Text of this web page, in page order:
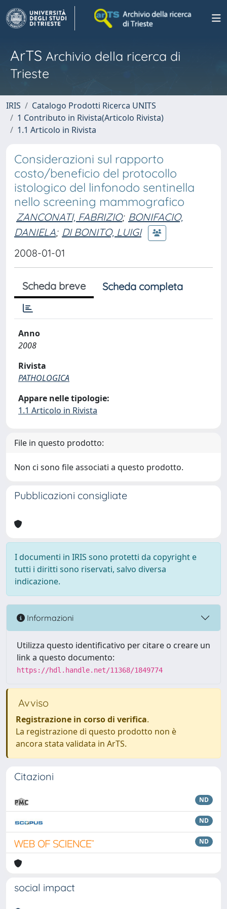
ArTS Archivio della ricerca di
Trieste
IRIS
Catalogo Prodotti Ricerca UNITS
1 Contributo in Rivista(Articolo Rivista)
1.1 Articolo in Rivista
Considerazioni sul rapporto
costo/beneficio del protocollo
istologico del linfonodo sentinella
nello screening mammografico
ZANCONATI, FABRIZIO; BONIFACIO,
DANIELA; DI BONITO, LUIGI
2008-01-01
Scheda breve Scheda completa
Anno
2008
Rivista
PATHOLOGICA
Appare nelle tipologie:
1.1 Articolo in Rivista
File in questo prodotto:
Non ci sono file associati a questo prodotto.
Pubblicazioni consigliate
I documenti in IRIS sono protetti da copyright e
tutti i diritti sono riservati, salvo diversa
indicazione.
Informazioni
Utilizza questo identificativo per citare o creare un
link a questo documento:
https://hdl.handle.net/11368/1849774
Avviso
Registrazione in corso di verifica.
La registrazione di questo prodotto non è
ancora stata validata in ArTS.
Citazioni
ND
ND
ND
social impact